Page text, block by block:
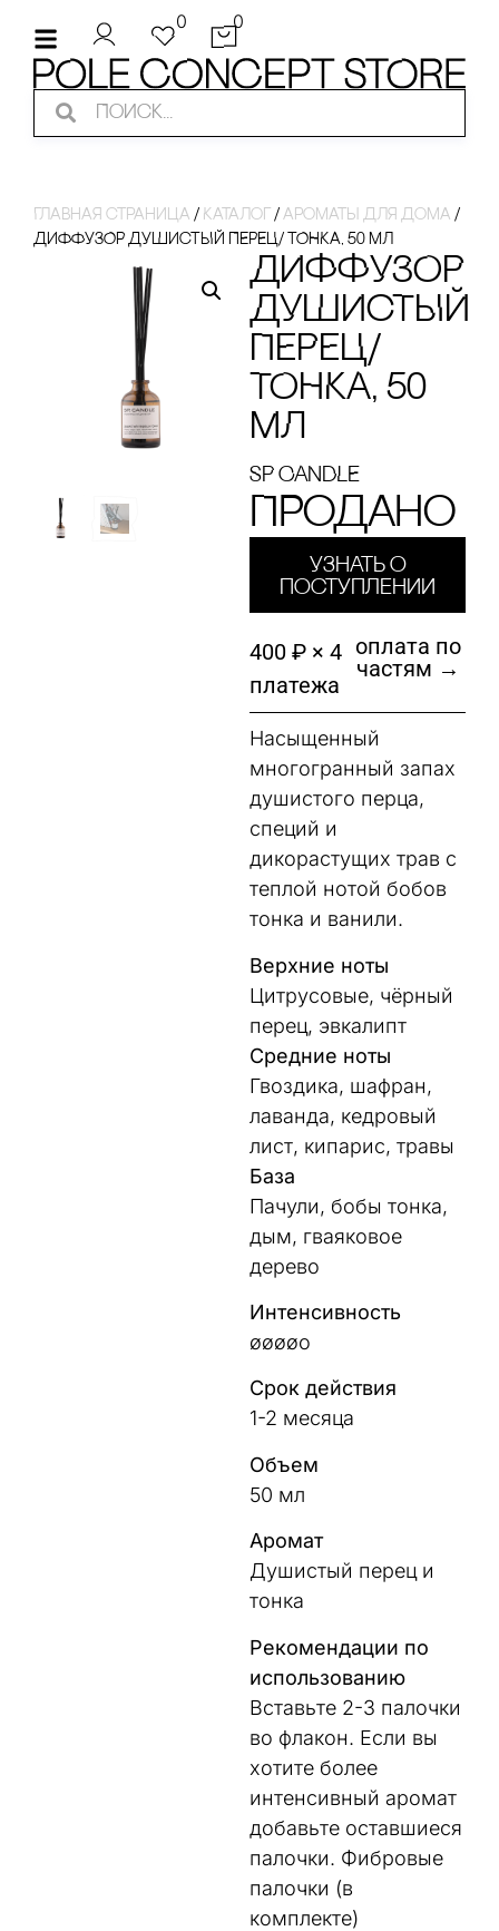
0 0
Главная страница / Каталог / ароматы для дома /
ДИФФУЗОР ДУШИсТЫЙ ПЕРЕЦ/ ТОНКА, 50 МЛ
ДИФФУЗОР
ДУШИсТЫЙ
ПЕРЕЦ/
ТОНКА, 50
МЛ
SP CANDLE
Продано
Узнать о
поступлении
400 ₽ × 4
платежа
оплата по
частям →
Насыщенный
многогранный запах
душистого перца,
специй и
дикорастущих трав с
теплой нотой бобов
тонка и ванили.
Верхние ноты
Цитрусовые, чёрный
перец, эвкалипт
Средние ноты
Гвоздика, шафран,
лаванда, кедровый
лист, кипарис, травы
База
Пачули, бобы тонка,
дым, гваяковое
дерево
Интенсивность
øøøøo
Срок действия
1-2 месяца
Объем
50 мл
Аромат
Душистый перец и
тонка
Рекомендации по
использованию
Вставьте 2-3 палочки
во флакон. Если вы
хотите более
интенсивный аромат
добавьте оставшиеся
палочки. Фибровые
палочки (в
комплекте)